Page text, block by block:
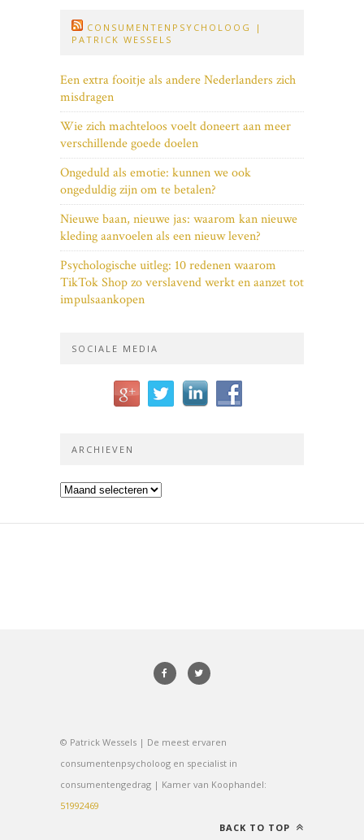
CONSUMENTENPSYCHOLOOG |
PATRICK WESSELS
Een extra fooitje als andere Nederlanders zich
misdragen
Wie zich machteloos voelt doneert aan meer
verschillende goede doelen
Ongeduld als emotie: kunnen we ook
ongeduldig zijn om te betalen?
Nieuwe baan, nieuwe jas: waarom kan nieuwe
kleding aanvoelen als een nieuw leven?
Psychologische uitleg: 10 redenen waarom
TikTok Shop zo verslavend werkt en aanzet tot
impulsaankopen
SOCIALE MEDIA
ARCHIEVEN
Archieven
© Patrick Wessels | De meest ervaren
consumentenpsycholoog en specialist in
consumentengedrag | Kamer van Koophandel:
51992469
BACK TO TOP